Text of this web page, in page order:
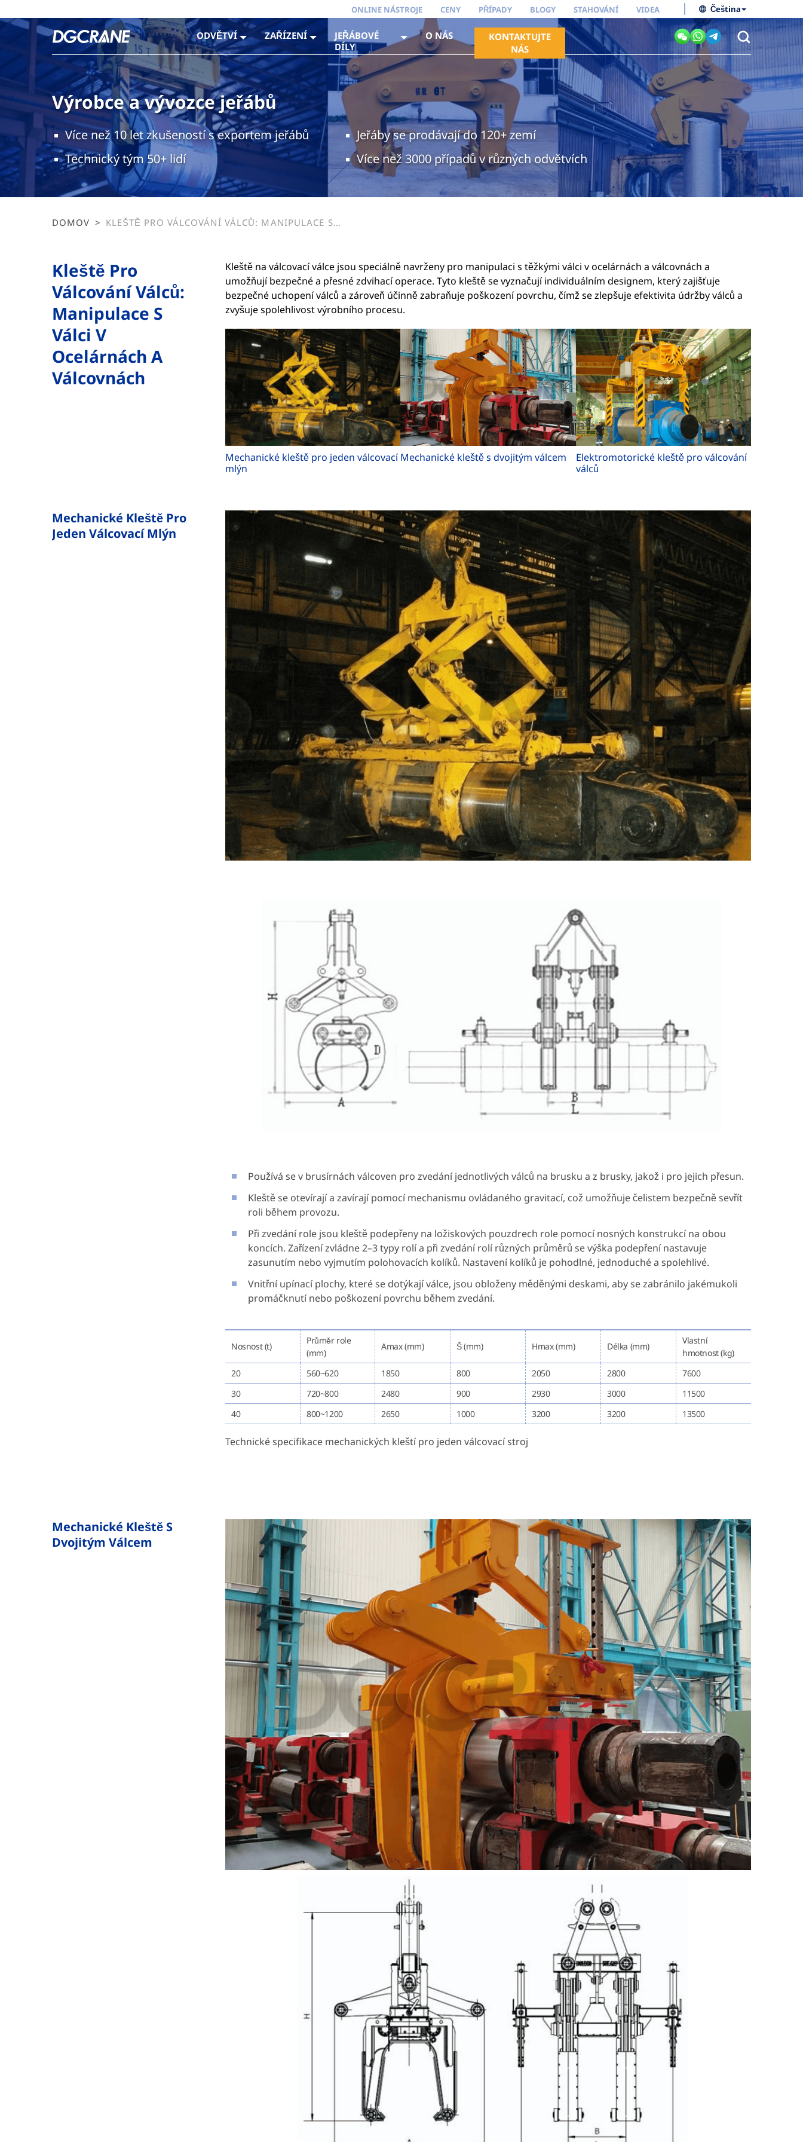
Čeština
ONLINE NÁSTROJE CENY PŘÍPADY BLOGY STAHOVÁNÍ VIDEA
ODVĚTVÍ ZAŘÍZENÍ
JEŘÁBOVÉ
DÍLY
O NÁS
KONTAKTUJTE
NÁS
Výrobce a vývozce jeřábů
Více než 10 let zkušeností s exportem jeřábů
Jeřáby se prodávají do 120+ zemí
Technický tým 50+ lidí
Více než 3000 případů v různých odvětvích
DOMOV > KLEŠTĚ PRO VÁLCOVÁNÍ VÁLCŮ: MANIPULACE S
Kleště Pro
Válcování Válců:
Manipulace S
Válci V
Ocelárnách A
Válcovnách
Kleště na válcovací válce jsou speciálně navrženy pro manipulaci s těžkými válci v ocelárnách a válcovnách a
umožňují bezpečné a přesné zdvihací operace. Tyto kleště se vyznačují individuálním designem, který zajišťuje
bezpečné uchopení válců a zároveň účinně zabraňuje poškození povrchu, čímž se zlepšuje efektivita údržby válců a
zvyšuje spolehlivost výrobního procesu.
Mechanické kleště pro jeden válcovací
mlýn
Mechanické kleště s dvojitým válcem
Elektromotorické kleště pro válcování
válců
Mechanické Kleště Pro
Jeden Válcovací Mlýn
Používá se v brusírnách válcoven pro zvedání jednotlivých válců na brusku a z brusky, jakož i pro jejich přesun.
Kleště se otevírají a zavírají pomocí mechanismu ovládaného gravitací, což umožňuje čelistem bezpečně sevřít
roli během provozu.
Při zvedání role jsou kleště podepřeny na ložiskových pouzdrech role pomocí nosných konstrukcí na obou
koncích. Zařízení zvládne 2–3 typy rolí a při zvedání rolí různých průměrů se výška podepření nastavuje
zasunutím nebo vyjmutím polohovacích kolíků. Nastavení kolíků je pohodlné, jednoduché a spolehlivé.
Vnitřní upínací plochy, které se dotýkají válce, jsou obloženy měděnými deskami, aby se zabránilo jakémukoli
promáčknutí nebo poškození povrchu během zvedání.
Nosnost (t)
Průměr role
(mm)
Amax (mm) Š (mm) Hmax (mm) Délka (mm)
Vlastní
hmotnost (kg)
20
560~620 1850 800 2050 2800
7600
30
720~800 2480 900 2930 3000
11500
40
800~1200 2650 1000 3200 3200 13500
Technické specifikace mechanických kleští pro jeden válcovací stroj
Mechanické Kleště S
Dvojitým Válcem